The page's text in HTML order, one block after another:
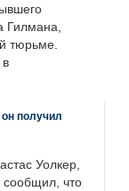
Гилмана,
тюрьме.
в
получил
Уолкер,
сообщил, что